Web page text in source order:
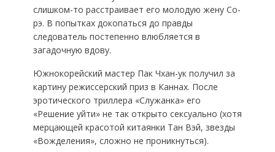
слишком-то расстраивает его молодую жену Со-
рэ. В попытках докопаться до правды
следователь постепенно влюбляется в
загадочную вдову.
Южнокорейский мастер Пак Чхан-ук получил за
картину режиссерский приз в Каннах. После
эротического триллера «Служанка» его
«Решение уйти» не так открыто сексуально (хотя
мерцающей красотой китаянки Тан Вэй, звезды
«Вожделения», сложно не проникнуться).